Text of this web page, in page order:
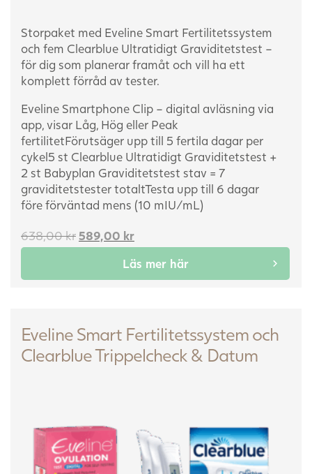
Storpaket med Eveline Smart Fertilitetssystem
och fem Clearblue Ultratidigt Graviditetstest –
för dig som planerar framåt och vill ha ett
komplett förråd av tester.
Eveline Smartphone Clip – digital avläsning via
app, visar Låg, Hög eller Peak
fertilitetFörutsäger upp till 5 fertila dagar per
cykel5 st Clearblue Ultratidigt Graviditetstest +
2 st Babyplan Graviditetstest stav = 7
graviditetstester totaltTesta upp till 6 dagar
före förväntad mens (10 mIU/mL)
638,00kr Det
ursprungliga
var:
589,00 krDet
nuvarande
priset
är:
Läs mer här
Eveline Smart Fertilitetssystem och
Clearblue Trippelcheck & Datum